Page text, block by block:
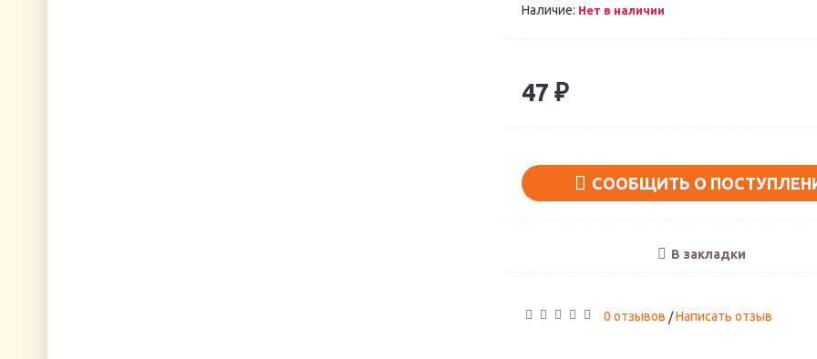
Артикул: А-
1890 ₽
Наличие: Нет в наличии
47 ₽
СООБЩИТЬ О
В закладки
0 отзывов /Написать отзыв